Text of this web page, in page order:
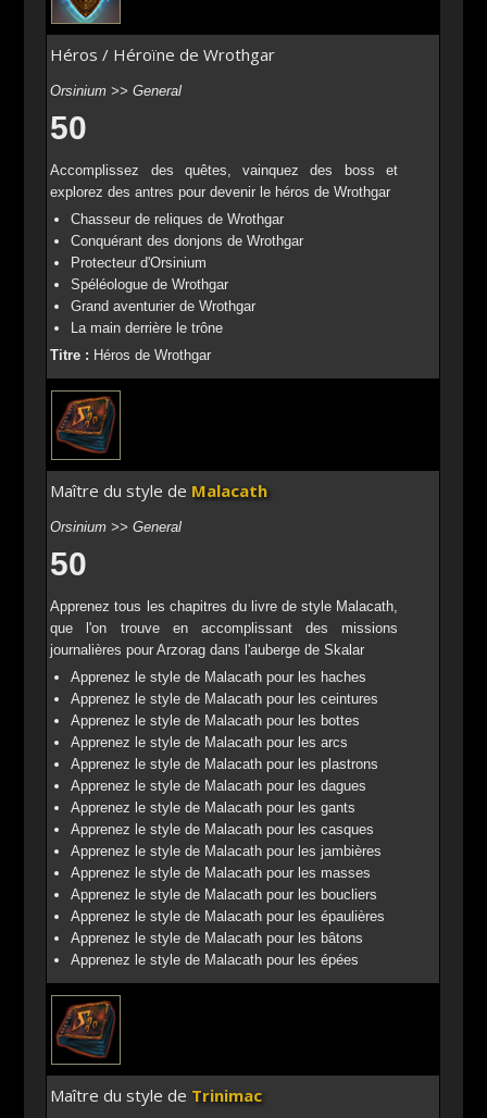
Héros / Héroïne de Wrothgar
Orsinium >> General
50
Accomplissez des quêtes, vainquez des boss et
explorez des antres pour devenir le héros de Wrothgar
Chasseur de reliques de Wrothgar
Conquérant des donjons de Wrothgar
Protecteur d'Orsinium
Spéléologue de Wrothgar
Grand aventurier de Wrothgar
La main derrière le trône
Titre : Héros de Wrothgar
Maître du style de Malacath
Orsinium >> General
50
Apprenez tous les chapitres du livre de style Malacath,
que l'on trouve en accomplissant des missions
journalières pour Arzorag dans l'auberge de Skalar
Apprenez le style de Malacath pour les haches
Apprenez le style de Malacath pour les ceintures
Apprenez le style de Malacath pour les bottes
Apprenez le style de Malacath pour les arcs
Apprenez le style de Malacath pour les plastrons
Apprenez le style de Malacath pour les dagues
Apprenez le style de Malacath pour les gants
Apprenez le style de Malacath pour les casques
Apprenez le style de Malacath pour les jambières
Apprenez le style de Malacath pour les masses
Apprenez le style de Malacath pour les boucliers
Apprenez le style de Malacath pour les épaulières
Apprenez le style de Malacath pour les bâtons
Apprenez le style de Malacath pour les épées
Maître du style de Trinimac